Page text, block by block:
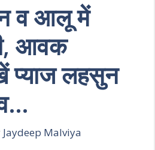
व आलू में
आवक
प्याज लहसुन
Jaydeep Malviya